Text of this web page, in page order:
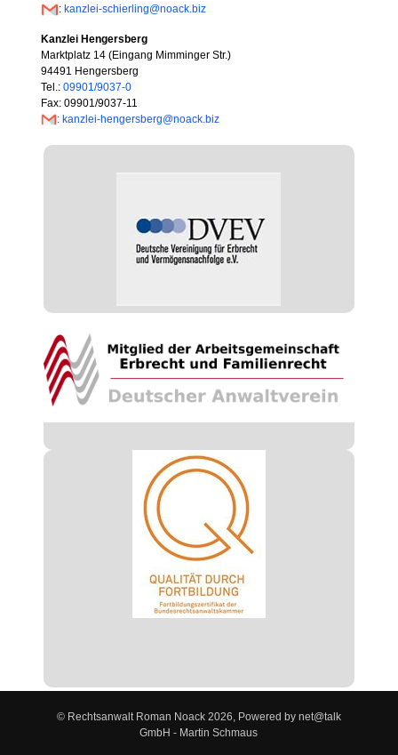
: kanzlei-schierling@noack.biz
Kanzlei Hengersberg
Marktplatz 14 (Eingang Mimminger Str.)
94491 Hengersberg
Tel.: 09901/9037-0
Fax: 09901/9037-11
: kanzlei-hengersberg@noack.biz
© Rechtsanwalt Roman Noack 2026, Powered by net@talk
GmbH - Martin Schmaus